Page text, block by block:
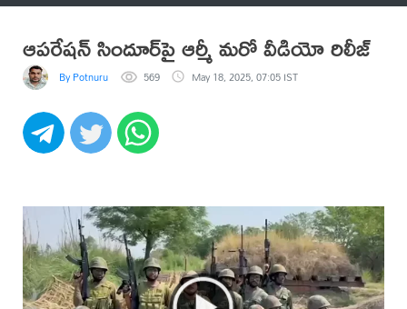
ఆపరేషన్‌ సిందూర్‌పై ఆర్మీ మరో వీడియో రిలీజ్
By Potnuru 569 May 18, 2025, 07:05 IST